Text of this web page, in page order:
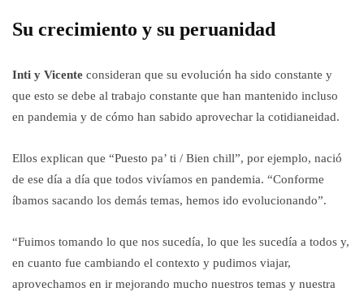
Su crecimiento y su peruanidad
Inti y Vicente consideran que su evolución ha sido constante y
que esto se debe al trabajo constante que han mantenido incluso
en pandemia y de cómo han sabido aprovechar la cotidianeidad.
Ellos explican que “Puesto pa’ ti / Bien chill”, por ejemplo, nació
de ese día a día que todos vivíamos en pandemia. “Conforme
íbamos sacando los demás temas, hemos ido evolucionando”.
“Fuimos tomando lo que nos sucedía, lo que les sucedía a todos y,
en cuanto fue cambiando el contexto y pudimos viajar,
aprovechamos en ir mejorando mucho nuestros temas y nuestra